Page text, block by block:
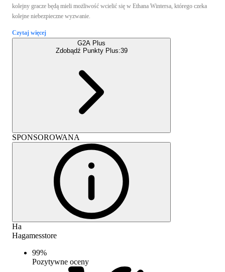
kolejny gracze będą mieli możliwość wcielić się w Ethana Wintersa, którego czeka
kolejne niebezpieczne wyzwanie.
Czytaj więcej
G2A Plus
Zdobądź Punkty Plus:39
SPONSOROWANA
Ha
Hagamesstore
99%
Pozytywne oceny